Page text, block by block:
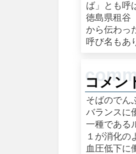
ば」とも呼
徳島県租谷
から伝わっ
呼び名もあ
コメン
そばのでん
バランスに
一種である
１が消化の
血圧低下に